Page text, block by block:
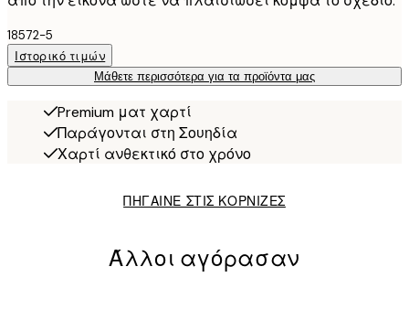
18572-5
Ιστορικό τιμών
Μάθετε περισσότερα για τα προϊόντα μας
Premium ματ χαρτί
Παράγονται στη Σουηδία
Χαρτί ανθεκτικό στο χρόνο
ΠΗΓΑΙΝΕ ΣΤΙΣ ΚΟΡΝΙΖΕΣ
Άλλοι αγόρασαν